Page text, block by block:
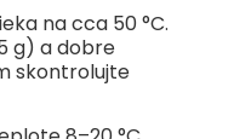
na cca 50 °C.
g) a dobre
skontrolujte